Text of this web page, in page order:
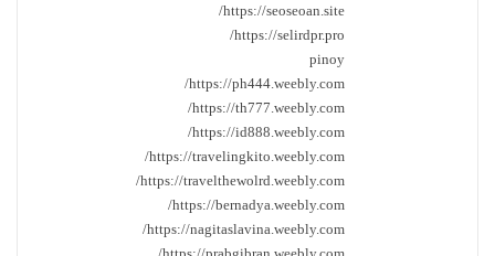
https://seoseoan.site/
https://selirdpr.pro/
pinoy
https://ph444.weebly.com/
https://th777.weebly.com/
https://id888.weebly.com/
https://travelingkito.weebly.com/
https://travelthewolrd.weebly.com/
https://bernadya.weebly.com/
https://nagitaslavina.weebly.com/